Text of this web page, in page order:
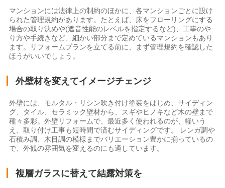
マンションには法律上の制約のほかに、各マンションごとに設け
られた管理規約があります。たとえば、床をフローリングにする
場合の取り決めや(遮音性能のレベルを指定するなど)、工事のや
り方や手続きなど、細かい部分まで定めているマンションもあり
ます。リフォームプランを立てる前に、まず管理規約を確認した
ほうがいいでしょう。
外壁材を変えてイメージチェンジ
外壁には、モルタル・リシン吹き付け塗装をはじめ、サイディン
グ、タイル、セラミック壁材から、スギやヒノキなど木の壁まで
種々多彩。外壁リフォームで、最近多く使われるのが、軽いう
え、取り付け工事も短時間で済むサイディングです。 レンガ調や
石積み調、木目調の模様までバリエーション豊かに揃っているの
で、外観の雰囲気を変えるのにも適しています。
複層ガラスに替えて結露対策を